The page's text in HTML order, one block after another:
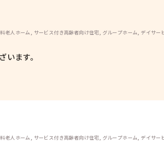
老人ホーム, サービス付き高齢者向け住宅, グループホーム, デイサ
います。
老人ホーム, サービス付き高齢者向け住宅, グループホーム, デイサ